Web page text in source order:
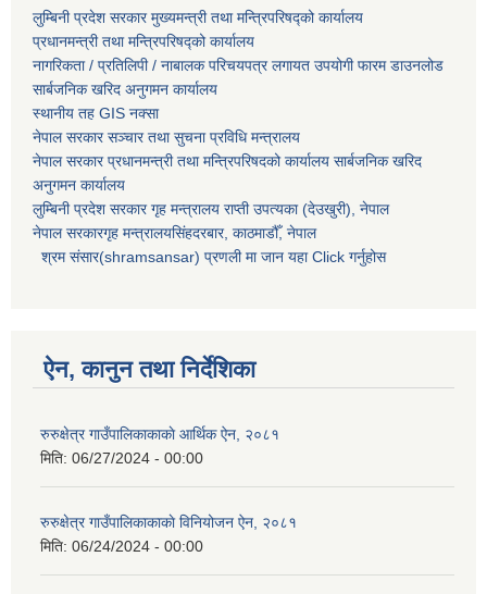
लुम्बिनी प्रदेश सरकार मुख्यमन्त्री तथा मन्त्रिपरिषद्को कार्यालय
प्रधानमन्त्री तथा मन्त्रिपरिषद्को कार्यालय
नागरिकता / प्रतिलिपी / नाबालक परिचयपत्र लगायत उपयोगी फारम डाउनलोड
सार्बजनिक खरिद अनुगमन कार्यालय
स्थानीय तह GIS नक्सा
नेपाल सरकारसञ्चार तथा सुचना प्रविधि मन्त्रालय
नेपाल सरकार प्रधानमन्त्री तथा मन्त्रिपरिषदको कार्यालय सार्बजनिक खरिद
अनुगमन कार्यालय
लुम्बिनी प्रदेश सरकार गृह मन्त्रालय राप्ती उपत्यका (देउखुरी), नेपाल
नेपाल सरकारगृह मन्त्रालयसिंहदरबार, काठमाडौँ, नेपाल
श्रम संसार(shramsansar) प्रणली मा जान यहा Click गर्नुहोस
ऐन, कानुन तथा निर्देशिका
रुरुक्षेत्र गाउँपालिकाकाकाे आर्थिक ऐन, २०८१
मिति: 06/27/2024 - 00:00
रुरुक्षेत्र गाउँपालिकाकाकाे विनियोजन ऐन, २०८१
मिति: 06/24/2024 - 00:00